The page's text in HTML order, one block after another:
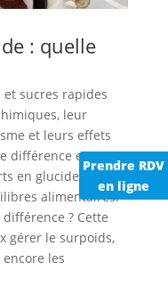
Prendre RDV
en ligne
: quelle
sucres rapides
leur
et leurs effets
différence est
en glucides selon
alimentaires.
? Cette
gérer le surpoids,
les